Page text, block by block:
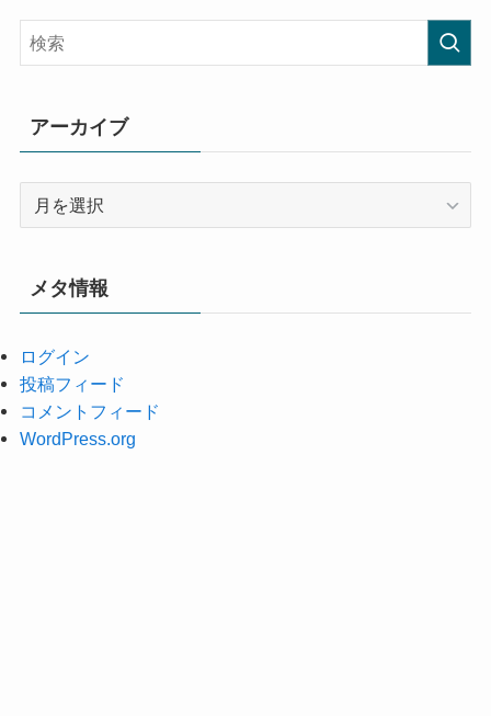
アーカイブ
メタ情報
ログイン
投稿フィード
コメントフィード
WordPress.org